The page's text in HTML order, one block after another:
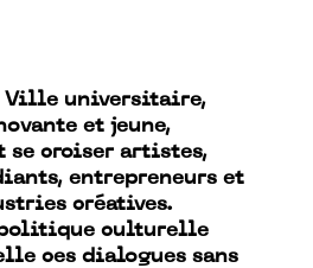
Ville universitaire,
et jeune,
se croiser artistes,
entrepreneurs et
créatives.
politique culturelle
ces dialogues sans